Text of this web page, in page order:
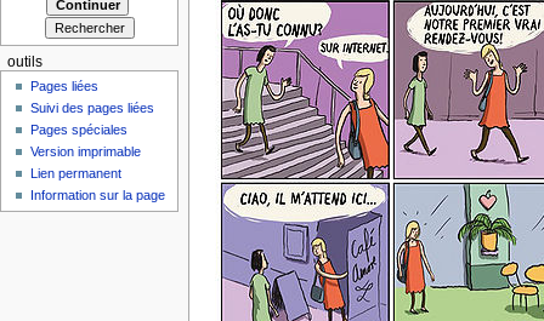
outils
Pages liées
Suivi des pages liées
Pages spéciales
Version imprimable
Lien permanent
Information sur la page